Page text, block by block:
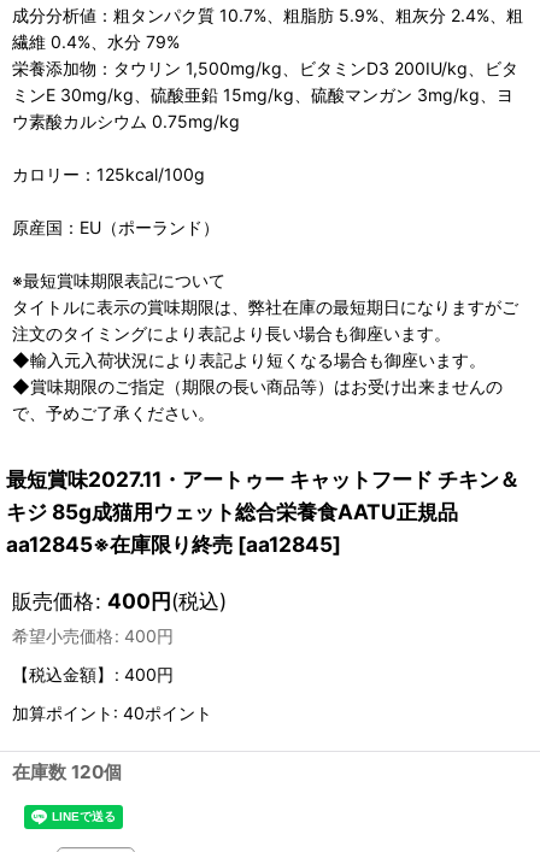
成分分析値：粗タンパク質 10.7%、粗脂肪 5.9%、粗灰分 2.4%、粗
繊維 0.4%、水分 79%
栄養添加物：タウリン 1,500mg/kg、ビタミンD3 200IU/kg、ビタ
ミンE 30mg/kg、硫酸亜鉛 15mg/kg、硫酸マンガン 3mg/kg、ヨ
ウ素酸カルシウム 0.75mg/kg
カロリー：125kcal/100g
原産国：EU（ポーランド）
※最短賞味期限表記について
タイトルに表示の賞味期限は、弊社在庫の最短期日になりますがご
注文のタイミングにより表記より長い場合も御座います。
◆輸入元入荷状況により表記より短くなる場合も御座います。
◆賞味期限のご指定（期限の長い商品等）はお受け出来ませんの
で、予めご了承ください。
最短賞味2027.11・アートゥー キャットフード チキン＆
キジ 85g成猫用ウェット総合栄養食AATU正規品
aa12845※在庫限り終売 [aa12845]
販売価格: 400円(税込)
希望小売価格: 400円
【税込金額】
: 400円
加算ポイント: 40ポイント
在庫数 120個